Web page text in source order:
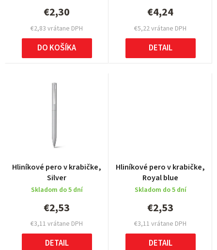
€2,83 vrátane DPH
€2,30
DO KOŠÍKA
€5,22 vrátane DPH
€4,24
DETAIL
Hliníkové pero v krabičke,
Silver
Skladom do 5 dní
€3,11 vrátane DPH
€2,53
DETAIL
Hliníkové pero v krabičke,
Royal blue
Skladom do 5 dní
€3,11 vrátane DPH
€2,53
DETAIL